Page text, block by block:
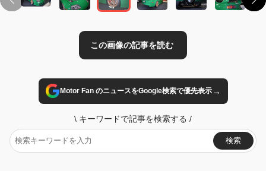
Motor Fan のニュースをGoogle検索で優先表示→
\ キーワードで記事を検索する /
検索